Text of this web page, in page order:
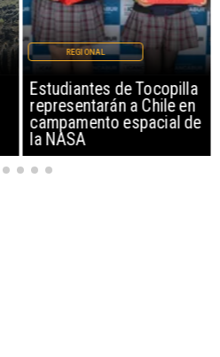
Estudiantes de Tocopilla
representarán a Chile en
campamento espacial de
la NASA
REGIONAL